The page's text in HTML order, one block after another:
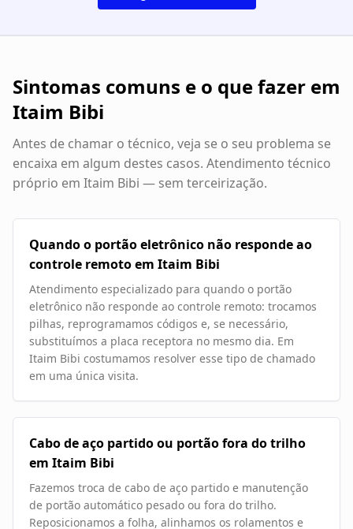
Sintomas comuns e o que fazer em
Itaim Bibi
Antes de chamar o técnico, veja se o seu problema se
encaixa em algum destes casos. Atendimento técnico
próprio em Itaim Bibi — sem terceirização.
Quando o portão eletrônico não responde ao
controle remoto em Itaim Bibi
Atendimento especializado para quando o portão
eletrônico não responde ao controle remoto: trocamos
pilhas, reprogramamos códigos e, se necessário,
substituímos a placa receptora no mesmo dia. Em
Itaim Bibi costumamos resolver esse tipo de chamado
em uma única visita.
Cabo de aço partido ou portão fora do trilho
em Itaim Bibi
Fazemos troca de cabo de aço partido e manutenção
de portão automático pesado ou fora do trilho.
Reposicionamos a folha, alinhamos os rolamentos e